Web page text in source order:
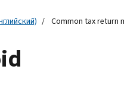
Common tax return